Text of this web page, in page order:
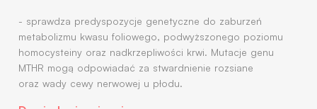
- sprawdza predyspozycje genetyczne do zaburzeń
metabolizmu kwasu foliowego, podwyższonego poziomu
homocysteiny oraz nadkrzepliwości krwi. Mutacje genu
MTHR mogą odpowiadać za stwardnienie rozsiane
oraz wady cewy nerwowej u płodu.